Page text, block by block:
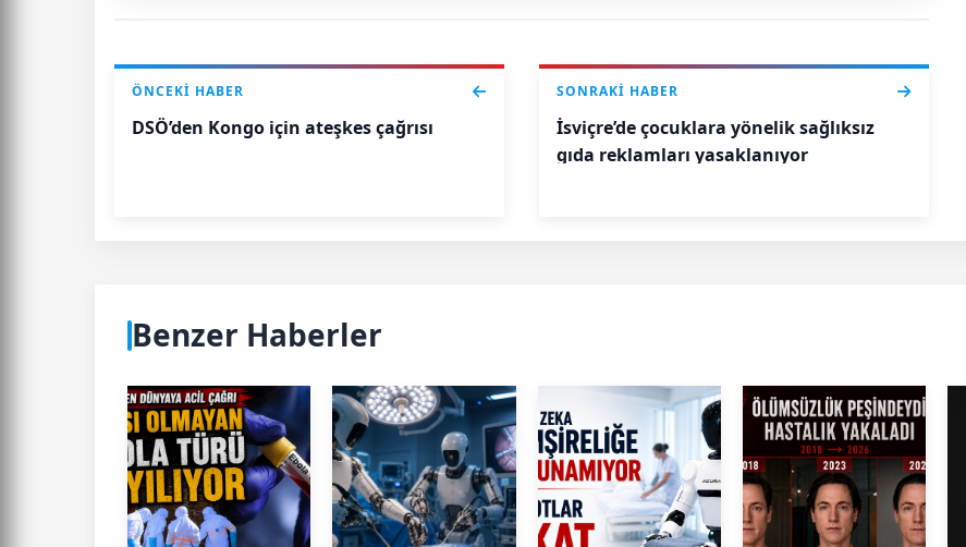
ÖNCEKI HABER
DSÖ’den Kongo için ateşkes çağrısı
SONRAKI HABER
İsviçre’de çocuklara yönelik sağlıksız
gıda reklamları yasaklanıyor
Benzer Haberler